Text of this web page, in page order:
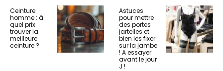
Ceinture
homme : à
quel prix
trouver la
meilleure
ceinture ?
Astuces
pour mettre
des portes
jartelles et
bien les fixer
sur la jambe
! A essayer
avant le jour
J !